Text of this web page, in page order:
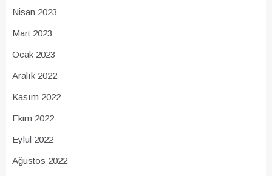
Nisan 2023
Mart 2023
Ocak 2023
Aralık 2022
Kasım 2022
Ekim 2022
Eylül 2022
Ağustos 2022